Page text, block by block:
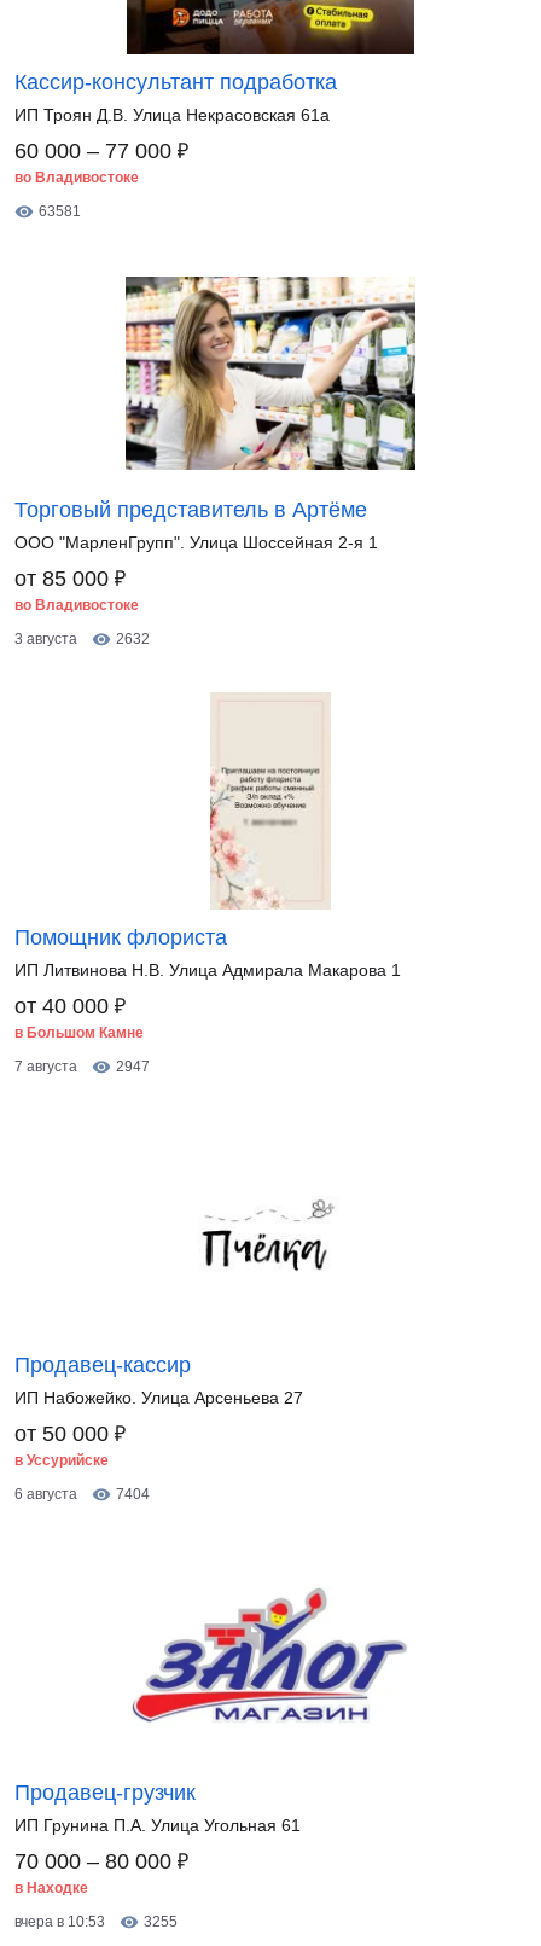
Кассир-консультант подработка
ИП Троян Д.В. Улица Некрасовская 61а
60 000 – 77 000 ₽
во Владивостоке
63581
Торговый представитель в Артёме
ООО "МарленГрупп". Улица Шоссейная 2-я 1
от 85 000 ₽
во Владивостоке
3 августа
2632
Помощник флориста
ИП Литвинова Н.В. Улица Адмирала Макарова 1
от 40 000 ₽
в Большом Камне
7 августа
2947
Продавец-кассир
ИП Набожейко. Улица Арсеньева 27
от 50 000 ₽
в Уссурийске
6 августа
7404
Продавец-грузчик
ИП Грунина П.А. Улица Угольная 61
70 000 – 80 000 ₽
в Находке
вчера в 10:53
3255